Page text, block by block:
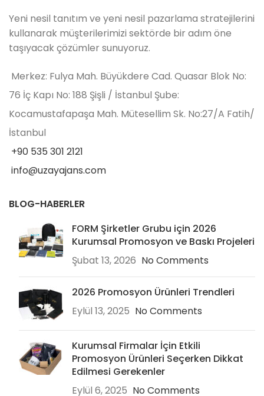
Yeni nesil tanıtım ve yeni nesil pazarlama stratejilerini
kullanarak müşterilerimizi sektörde bir adım öne
taşıyacak çözümler sunuyoruz.
Merkez: Fulya Mah. Büyükdere Cad. Quasar Blok No:
76 İç Kapı No: 188 Şişli / İstanbul Şube:
Kocamustafapaşa Mah. Mütesellim Sk. No:27/A Fatih/
İstanbul
+90 535 301 2121
info@uzayajans.com
BLOG-HABERLER
FORM Şirketler Grubu için 2026
Kurumsal Promosyon ve Baskı Projeleri
Şubat 13, 2026 No Comments
2026 Promosyon Ürünleri Trendleri
Eylül 13, 2025 No Comments
Kurumsal Firmalar İçin Etkili
Promosyon Ürünleri Seçerken Dikkat
Edilmesi Gerekenler
Eylül 6, 2025 No Comments